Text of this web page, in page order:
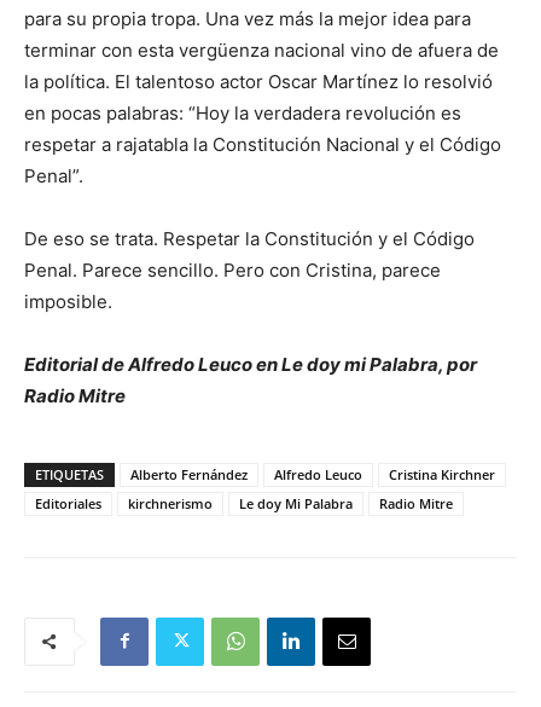
para su propia tropa. Una vez más la mejor idea para
terminar con esta vergüenza nacional vino de afuera de
la política. El talentoso actor Oscar Martínez lo resolvió
en pocas palabras: “Hoy la verdadera revolución es
respetar a rajatabla la Constitución Nacional y el Código
Penal”.
De eso se trata. Respetar la Constitución y el Código
Penal. Parece sencillo. Pero con Cristina, parece
imposible.
Editorial de Alfredo Leuco en Le doy mi Palabra, por
Radio Mitre
ETIQUETAS Alberto Fernández Alfredo Leuco
Cristina Kirchner
Editoriales
kirchnerismo Le doy Mi Palabra Radio Mitre